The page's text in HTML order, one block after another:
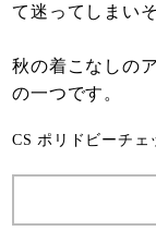
て迷ってしまいそ
秋の着こなしの
の一つです。
CS ポリドビーチ